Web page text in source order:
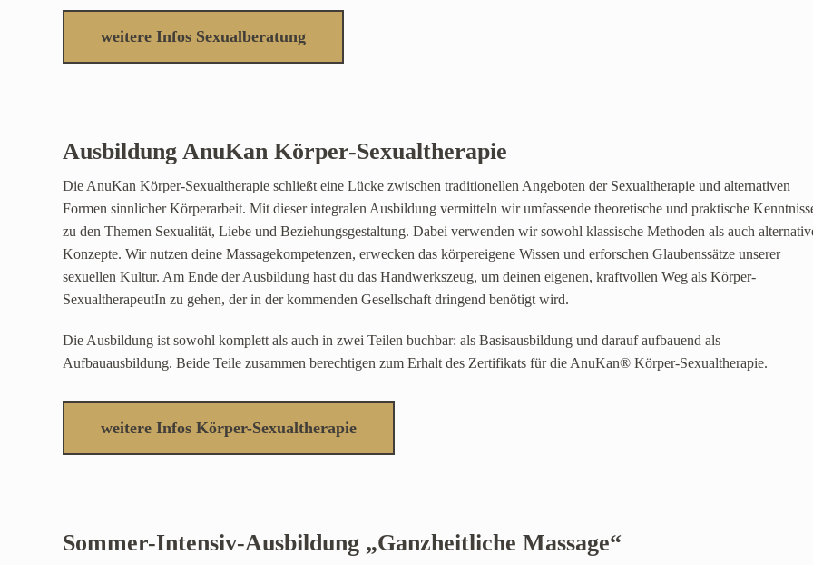
weitere Infos Sexualberatung
Ausbildung AnuKan Körper-Sexualtherapie
Die AnuKan Körper-Sexualtherapie schließt eine Lücke zwischen traditionellen Angeboten der Sexualtherapie und alternativen
Formen sinnlicher Körperarbeit. Mit dieser integralen Ausbildung vermitteln wir umfassende theoretische und praktische
zu den Themen Sexualität, Liebe und Beziehungsgestaltung. Dabei verwenden wir sowohl klassische Methoden als auch
Konzepte. Wir nutzen deine Massagekompetenzen, erwecken das körpereigene Wissen und erforschen Glaubenssätze unserer
sexuellen Kultur. Am Ende der Ausbildung hast du das Handwerkszeug, um deinen eigenen, kraftvollen Weg als Körper-
SexualtherapeutIn zu gehen, der in der kommenden Gesellschaft dringend benötigt wird.
Die Ausbildung ist sowohl komplett als auch in zwei Teilen buchbar: als Basisausbildung und darauf aufbauend als
Aufbauausbildung. Beide Teile zusammen berechtigen zum Erhalt des Zertifikats für die AnuKan® Körper-Sexualtherapie.
weitere Infos Körper-Sexualtherapie
Sommer-Intensiv-Ausbildung „Ganzheitliche Massage“